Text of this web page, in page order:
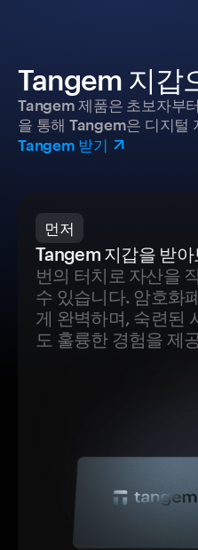
Tangem 지갑
Tangem 제품은 초보자부
을 통해 Tangem은 디지털
Tangem 받기
먼저
Tangem 지갑을 받아
번의 터치로 자산을
수 있습니다. 암호화
게 완벽하며, 숙련된
도 훌륭한 경험을 제